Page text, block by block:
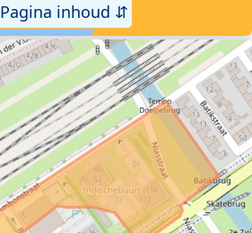
Pagina inhoud ⇵